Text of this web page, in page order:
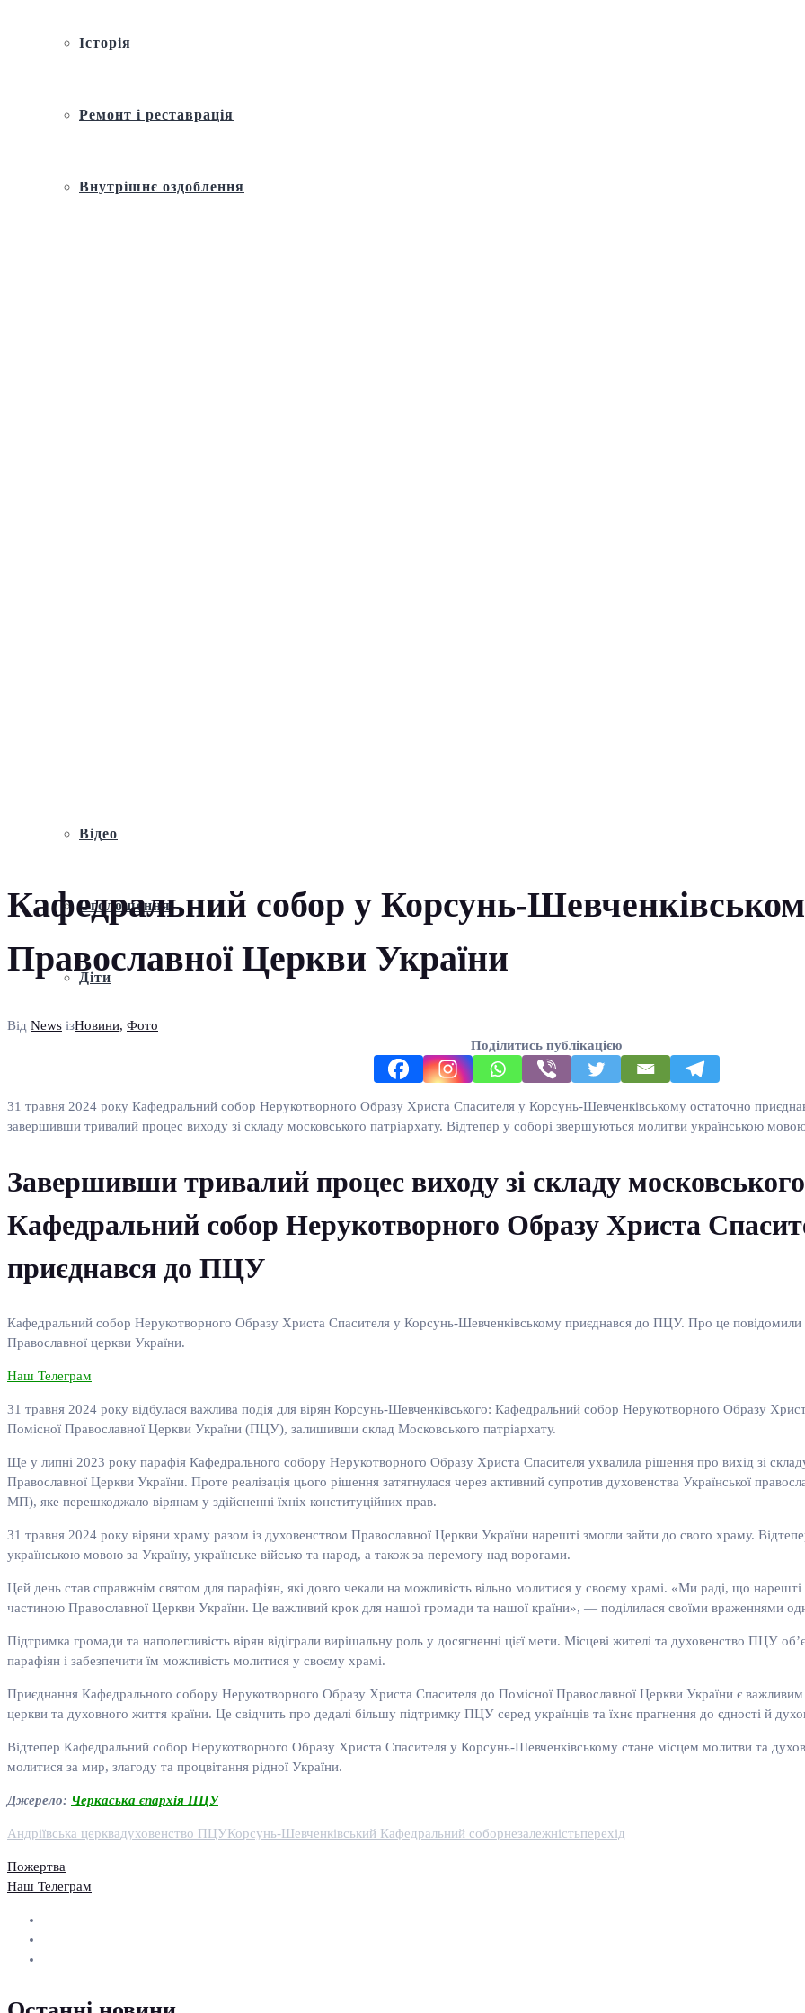
Історія
Ремонт і реставрація
Внутрішнє оздоблення
Відео
Оголошення
Діти
Кафедральний собор у Корсунь-
Православної Церкви України
Від News ізНовини, Фото
Поділитись публікацією
31 травня 2024 року Кафедральний собор Нерукотворного Образу Христа Спасителя у Корсунь-Шевченківському остаточно
завершивши тривалий процес виходу зі складу московського патріархату. Відтепер у соборі звершуються молитви українською
Завершивши тривалий процес виходу зі складу московського
Кафедральний собор Нерукотворного Образу Христа
приєднався до ПЦУ
Кафедральний собор Нерукотворного Образу Христа Спасителя у Корсунь-Шевченківському приєднався до ПЦУ. Про це повідомили
Православної церкви України.
Наш Телеграм
31 травня 2024 року відбулася важлива подія для вірян Корсунь-Шевченківського: Кафедральний собор Нерукотворного Образу
Помісної Православної Церкви України (ПЦУ), залишивши склад Московського патріархату.
Ще у липні 2023 року парафія Кафедрального собору Нерукотворного Образу Христа Спасителя ухвалила рішення про вихід зі
Православної Церкви України. Проте реалізація цього рішення затягнулася через активний супротив духовенства Української
МП), яке перешкоджало вірянам у здійсненні їхніх конституційних прав.
31 травня 2024 року віряни храму разом із духовенством Православної Церкви України нарешті змогли зайти до свого храму.
українською мовою за Україну, українське військо та народ, а також за перемогу над ворогами.
Цей день став справжнім святом для парафіян, які довго чекали на можливість вільно молитися у своєму храмі. «Ми раді, що
частиною Православної Церкви України. Це важливий крок для нашої громади та нашої країни», — поділилася своїми враженнями
Підтримка громади та наполегливість вірян відіграли вирішальну роль у досягненні цієї мети. Місцеві жителі та духовенство ПЦУ
парафіян і забезпечити їм можливість молитися у своєму храмі.
Приєднання Кафедрального собору Нерукотворного Образу Христа Спасителя до Помісної Православної Церкви України є важливим
церкви та духовного життя країни. Це свідчить про дедалі більшу підтримку ПЦУ серед українців та їхнє прагнення до єдності й
Відтепер Кафедральний собор Нерукотворного Образу Христа Спасителя у Корсунь-Шевченківському стане місцем молитви та
молитися за мир, злагоду та процвітання рідної України.
Джерело: Черкаська єпархія ПЦУ
Андріївська церквадуховенство ПЦУКорсунь-Шевченківський Кафедральний соборнезалежністьперехід
Пожертва
Наш Телеграм